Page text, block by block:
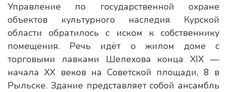
Управление по государственной охране
объектов культурного наследия Курской
области обратилось с иском к собственнику
помещения. Речь идёт о жилом доме с
торговыми лавками Шелехова конца XIX —
начала XX веков на Советской площади, 8 в
Рыльске. Здание представляет собой ансамбль